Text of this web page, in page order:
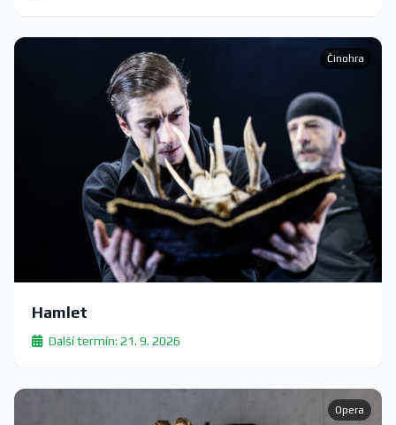
Činohra
Hamlet
Další termín: 21. 9. 2026
Opera